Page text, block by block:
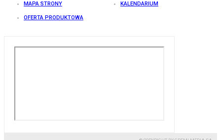
MAPA STRONY KALENDARIUM
OFERTA PRODUKTOWA